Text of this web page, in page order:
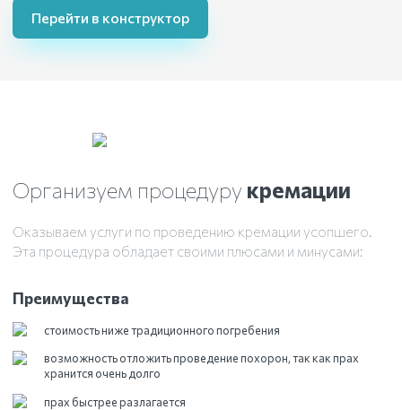
Перейти в конструктор
Организуем процедуру кремации
Оказываем услуги по проведению кремации усопшего.
Эта процедура обладает своими плюсами и минусами:
Преимущества
стоимость ниже традиционного погребения
возможность отложить проведение похорон, так как прах
хранится очень долго
прах быстрее разлагается